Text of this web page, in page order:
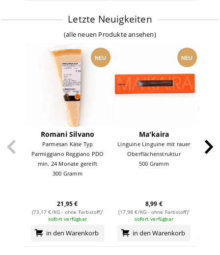
Letzte Neuigkeiten
(alle neuen Produkte ansehen)
NEU
Romani Silvano
Parmesan Käse Typ
Parmiggiano Reggiano PDO
min. 24 Monate gereift
300 Gramm
21,95 €
(73,17 €/KG - ohne Farbstoff)¹
sofort verfügbar
in den Warenkorb
NEU
Ma'kaira
Linguine Linguine mit rauer
Oberflächenstruktur
500 Gramm
8,99 €
(17,98 €/KG - ohne Farbstoff)¹
sofort verfügbar
in den Warenkorb